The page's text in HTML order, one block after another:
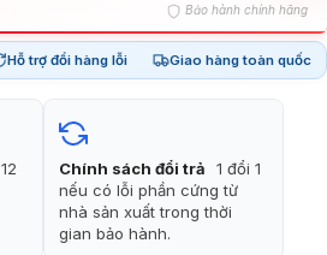
Bảo hành chính hãng
Hỗ trợ đổi hàng lỗi Giao hàng toàn quốc
12
Chính sách đổi trả
1 đổi 1
nếu có lỗi phần cứng từ
nhà sản xuất trong thời
gian bảo hành.